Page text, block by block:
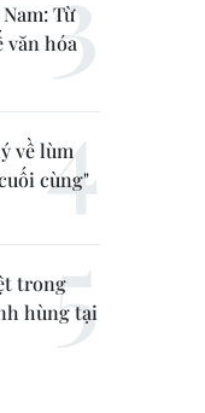
Từ
hóa
về lùm
cùng"
trong
hùng tại